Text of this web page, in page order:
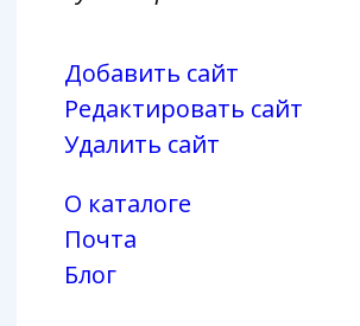
Добавить сайт
Редактировать сайт
Удалить сайт
О каталоге
Почта
Блог